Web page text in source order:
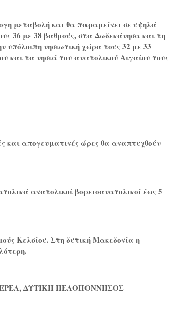
μεταβολή και θα παραμείνει σε υψηλά
36 με 38 βαθμούς, στα Δωδεκάνησα και τη
υπόλοιπη νησιωτική χώρα τους 32 με 33
και τα νησιά του ανατολικού Αιγαίου τους
και απογευματινές ώρες θα αναπτυχθούν
ανατολικοί βορειοανατολικοί έως 5
Κελσίου. Στη δυτική Μακεδονία η
ΔΥΤΙΚΗ ΠΕΛΟΠΟΝΝΗΣΟΣ